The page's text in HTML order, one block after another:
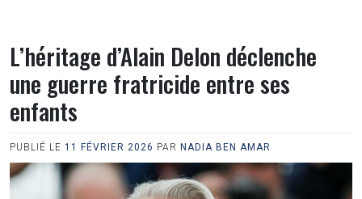
L’héritage d’Alain Delon déclenche
une guerre fratricide entre ses
enfants
PUBLIÉ LE 11 FÉVRIER 2026 PAR NADIA BEN AMAR